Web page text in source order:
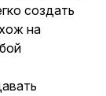
создать
на